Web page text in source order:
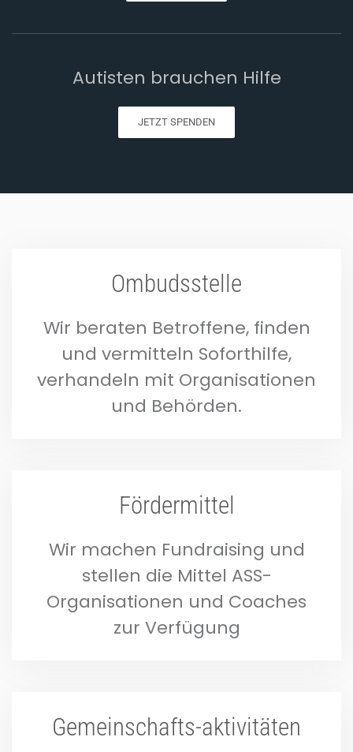
Autisten brauchen Hilfe
JETZT SPENDEN
Ombudsstelle
Wir beraten Betroffene, finden
und vermitteln Soforthilfe,
verhandeln mit Organisationen
und Behörden.
Fördermittel
Wir machen Fundraising und
stellen die Mittel ASS-
Organisationen und Coaches
zur Verfügung
Gemeinschafts-aktivitäten